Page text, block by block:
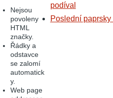
Nejsou
povoleny
HTML
značky.
Řádky a
odstavce
se zalomí
automatick
y.
Web page
podíval
Poslední